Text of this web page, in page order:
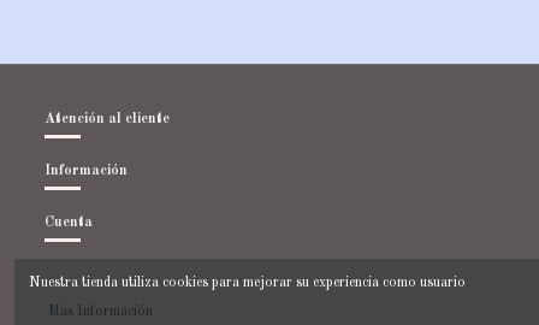
Atención al cliente
Información
Cuenta
Contacto
Nuestra tienda utiliza cookies para mejorar su experiencia como usuario
Mas Información